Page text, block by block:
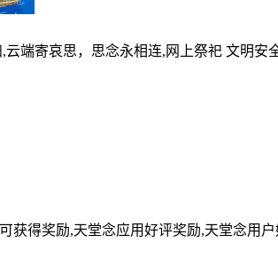
端寄哀思，思念永相连,网上祭祀 文明安
获得奖励,天堂念应用好评奖励,天堂念用